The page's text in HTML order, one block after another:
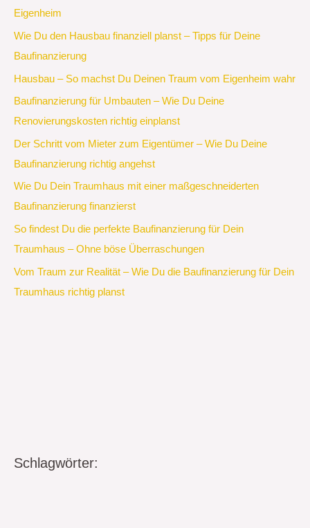
Eigenheim
Wie Du den Hausbau finanziell planst – Tipps für Deine
Baufinanzierung
Hausbau – So machst Du Deinen Traum vom Eigenheim wahr
Baufinanzierung für Umbauten – Wie Du Deine
Renovierungskosten richtig einplanst
Der Schritt vom Mieter zum Eigentümer – Wie Du Deine
Baufinanzierung richtig angehst
Wie Du Dein Traumhaus mit einer maßgeschneiderten
Baufinanzierung finanzierst
So findest Du die perfekte Baufinanzierung für Dein
Traumhaus – Ohne böse Überraschungen
Vom Traum zur Realität – Wie Du die Baufinanzierung für Dein
Traumhaus richtig planst
Schlagwörter: